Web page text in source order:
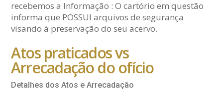
recebemos a Informação : O cartório em questão
informa que POSSUI arquivos de segurança
visando à preservação do seu acervo.
Atos praticados vs
Arrecadação do ofício
Detalhes dos Atos e Arrecadação